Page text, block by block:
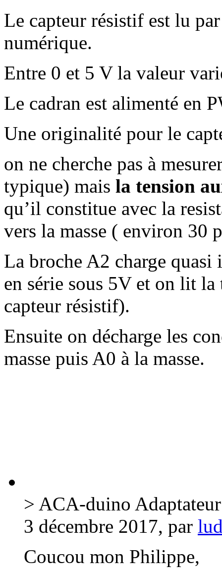
Le capteur résistif est lu
numérique.
Entre 0 et 5 V la valeur
Le cadran est alimenté en
Une originalité pour le
on ne cherche pas à
typique) mais la tension
qu’il constitue avec la
vers la masse ( environ 30
La broche A2 charge quasi
en série sous 5V et on lit
capteur résistif).
Ensuite on décharge les
masse puis A0 à la masse.
> ACA-duino
3 décembre 2017, par
Coucou mon Philippe,